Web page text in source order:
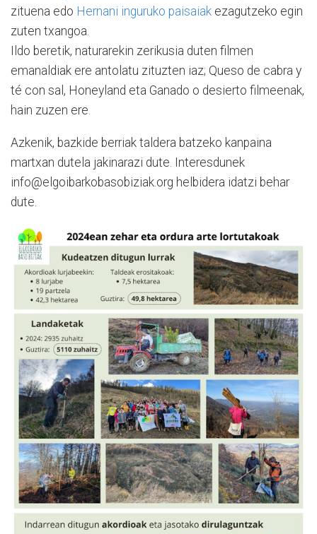
zituena edo Hernani inguruko paisaiak ezagutzeko egin
zuten txangoa.
Ildo beretik, naturarekin zerikusia duten filmen
emanaldiak ere antolatu zituzten iaz; Queso de cabra y
té con sal, Honeyland eta Ganado o desierto filmeenak,
hain zuzen ere.
Azkenik, bazkide berriak taldera batzeko kanpaina
martxan dutela jakinarazi dute. Interesdunek
info@elgoibarkobasobiziak.org helbidera idatzi behar
dute.